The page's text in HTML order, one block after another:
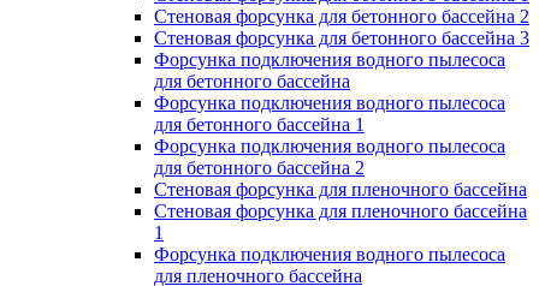
Стеновая форсунка для бетонного бассейна 2
Стеновая форсунка для бетонного бассейна 3
Форсунка подключения водного пылесоса
для бетонного бассейна
Форсунка подключения водного пылесоса
для бетонного бассейна 1
Форсунка подключения водного пылесоса
для бетонного бассейна 2
Стеновая форсунка для пленочного бассейна
Стеновая форсунка для пленочного бассейна
1
Форсунка подключения водного пылесоса
для пленочного бассейна